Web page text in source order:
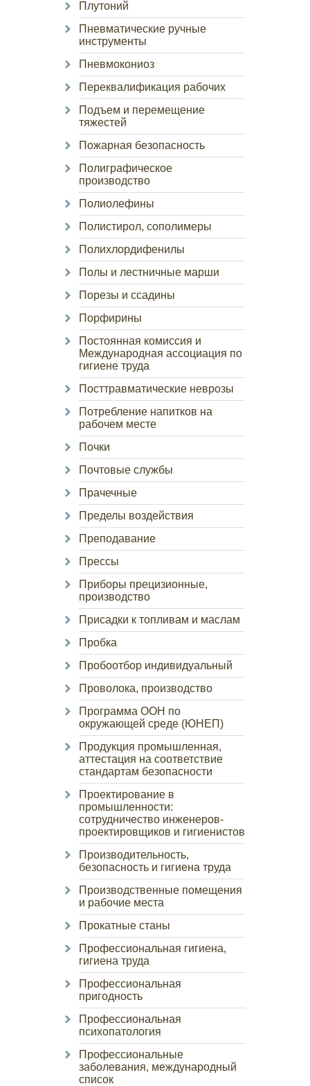
Плутоний
Пневматические ручные
инструменты
Пневмокониоз
Переквалификация рабочих
Подъем и перемещение
тяжестей
Пожарная безопасность
Полиграфическое
производство
Полиолефины
Полистирол, сополимеры
Полихлордифенилы
Полы и лестничные марши
Порезы и ссадины
Порфирины
Постоянная комиссия и
Международная ассоциация по
гигиене труда
Посттравматические неврозы
Потребление напитков на
рабочем месте
Почки
Почтовые службы
Прачечные
Пределы воздействия
Преподавание
Прессы
Приборы прецизионные,
производство
Присадки к топливам и маслам
Пробка
Пробоотбор индивидуальный
Проволока, производство
Программа ООН по
окружающей среде (ЮНЕП)
Продукция промышленная,
аттестация на соответствие
стандартам безопасности
Проектирование в
промышленности:
сотрудничество инженеров-
проектировщиков и гигиенистов
Производительность,
безопасность и гигиена труда
Производственные помещения
и рабочие места
Прокатные станы
Профессиональная гигиена,
гигиена труда
Профессиональная
пригодность
Профессиональная
психопатология
Профессиональные
заболевания, международный
список